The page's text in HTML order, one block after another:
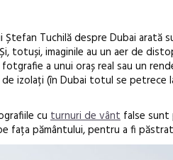
Tuchilă despre Dubai arată
totuși, imaginile au un aer de
a unui oraș real sau un
izolați (în Dubai totul se petrece
cu turnuri de vânt false sunt
fața pământului, pentru a fi